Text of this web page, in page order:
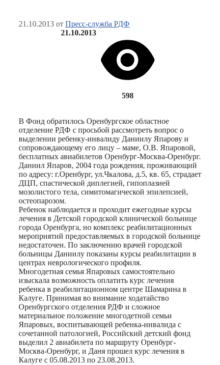
21.10.2013 от Пресс-служба РДФ
21.10.2013
598
В Фонд обратилось Оренбургское областное
отделение РДФ с просьбой рассмотреть вопрос о
выделении ребенку-инвалиду Даниилу Япарову и
сопровождающему его лицу – маме, О.В. Япаровой,
бесплатных авиабилетов Оренбург-Москва-Оренбург.
Даниил Япаров, 2004 года рождения, проживающий
по адресу: г.Оренбург, ул.Чкалова, д.5, кв. 65, страдает
ДЦП, спастической диплегией, гипоплазией
мозолистого тела, симитомагической эпилепсией,
остеопарозом.
Ребенок наблюдается и проходит ежегодные курсы
лечения в Детской городской клинической больнице
города Оренбурга, но комплекс реабилитационных
мероприятий предоставляемых в городской больнице
недостаточен. По заключению врачей городской
больницы Даниилу показаны курсы реабилитации в
центрах неврологического профиля.
Многодетная семья Япаровых самостоятельно
изыскала возможность оплатить курс лечения
ребенка в реабилитационном центре Шамарина в
Калуге. Принимая во внимание ходатайство
Оренбургского отделения РДФ и сложное
материальное положение многодетной семьи
Япаровых, воспитывающей ребенка-инвалида с
сочетанной патологией, Российский детский фонд
выделил 2 авиабилета по маршруту Оренбург-
Москва-Оренбург, и Даня прошел курс лечения в
Калуге с 05.08.2013 по 23.08.2013.